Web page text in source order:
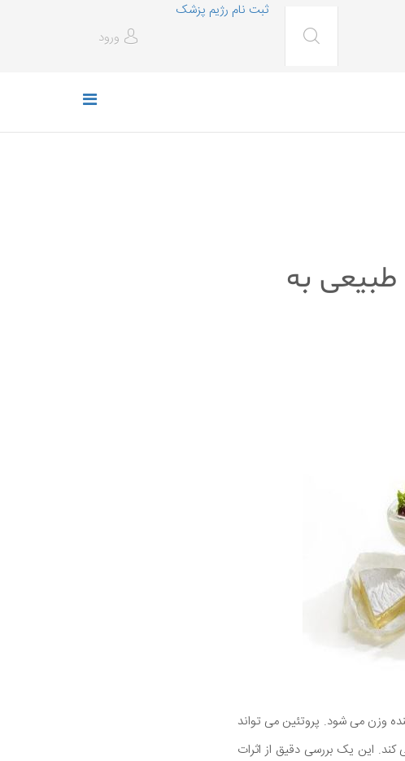
ثبت نام رژیم پزشک
ورود
به
وزن می شود. پروتئین می تواند
این یک بررسی دقیق از اثرات